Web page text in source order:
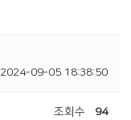
2024-09-05 18:38:50
조회수 94